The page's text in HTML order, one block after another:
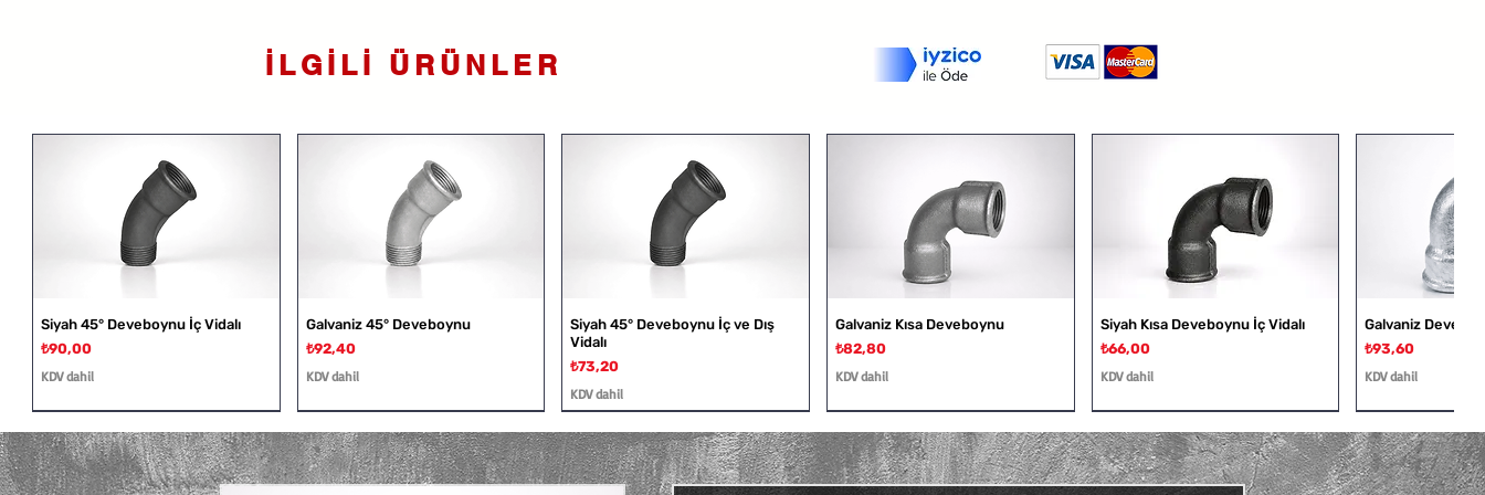
İLGİLİ ÜRÜNLER
Siyah 45° Deveboynu İç Vidalı
Fiyat
₺90,00
KDV dahil
Galvaniz 45° Deveboynu
Fiyat
₺92,40
KDV dahil
Siyah 45° Deveboynu İç ve Dış
Vidalı
Fiyat
₺73,20
KDV dahil
Galvaniz Kısa Deveboynu
Fiyat
₺82,80
KDV dahil
Siyah Kısa Deveboynu İç Vidalı
Fiyat
₺66,00
KDV dahil
Galvaniz
Fiyat
₺93,60
KDV dahil